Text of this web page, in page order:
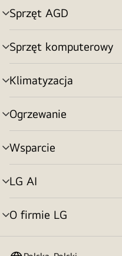
Sprzęt AGD
Przełącznik
menu
Sprzęt komputerowy
Przełącznik
menu
Klimatyzacja
Przełącznik
menu
Ogrzewanie
Przełącznik
menu
Wsparcie
Przełącznik
menu
LG AI
Przełącznik
menu
O firmie LG
Przełącznik